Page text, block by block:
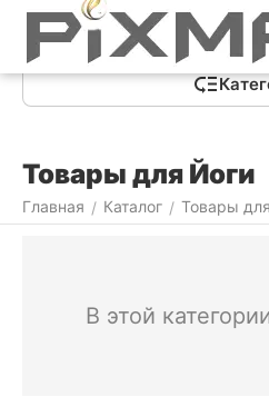
Товары для Йоги
Главная / Каталог / Товары
В этой
Меню Найти